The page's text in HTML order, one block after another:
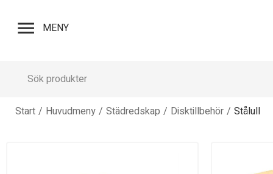
menu MENY
Start / Huvudmeny / Städredskap / Disktillbehör / Stålull